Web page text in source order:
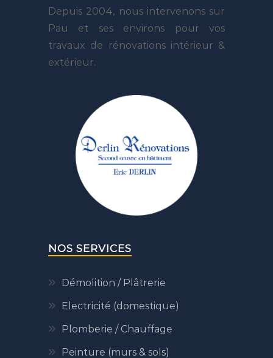
Depuis 2004, nous intervenons sur
Pau et ses environs pour vos
travaux de rénovations intérieur &
extérieur.
NOS SERVICES
Démolition / Plâtrerie
Electricité (domestique)
Plomberie / Chauffage
Peinture (murs & sols)